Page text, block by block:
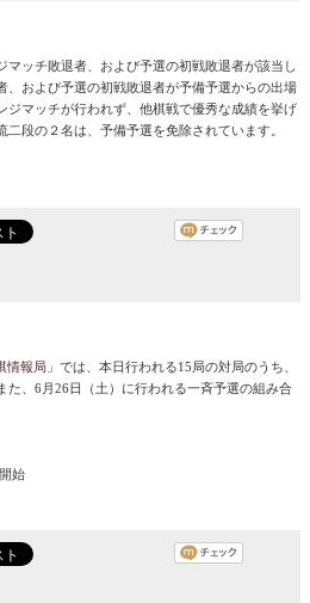
マッチ敗退者、および予選の初戦敗退者が該当し
、および予選の初戦敗退者が予備予選からの出場
ジマッチが行われず、他棋戦で優秀な成績を挙げ
段の２名は、予備予選を免除されています。
情報局 」では、本日行われる15局の対局のうち、
た、6月26日（土）に行われる一斉予選の組み合
始